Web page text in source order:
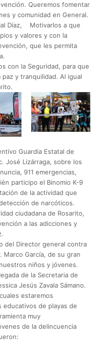
Queremos fomentar
y comunidad en General.
Díaz, Motivarlos a que
y valores y con la
que les permita
con la Seguridad, para que
y tranquilidad. Al igual
Guardia Estatal de
José Lizárraga, sobre los
911 emergencias,
participo el Binomio K-9
de la actividad que
de narcóticos.
ciudadana de Rosarito,
a las adicciones y
del Director general contra
Marco García, de su gran
niños y jóvenes.
de la Secretaria de
Jesús Zavala Sámano.
estaremos
educativos de playas de
muy
de la delincuencia